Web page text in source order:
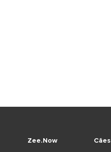
Cães
Zee.Now